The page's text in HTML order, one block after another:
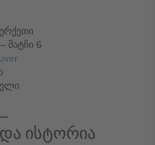
– მატჩი 6
ისტორია